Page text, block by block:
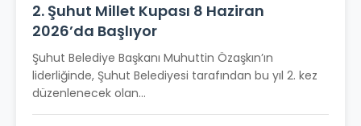
2. Şuhut Millet Kupası 8 Haziran
2026’da Başlıyor
Şuhut Belediye Başkanı Muhuttin Özaşkın’ın
liderliğinde, Şuhut Belediyesi tarafından bu yıl 2. kez
düzenlenecek olan...